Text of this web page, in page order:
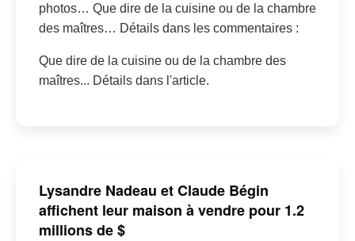
photos… Que dire de la cuisine ou de la chambre
des maîtres… Détails dans les commentaires :
Que dire de la cuisine ou de la chambre des
maîtres... Détails dans l'article.
Lysandre Nadeau et Claude Bégin
affichent leur maison à vendre pour 1.2
millions de $